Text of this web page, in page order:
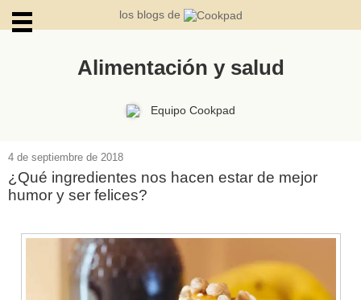
los blogs de
Alimentación y salud
Equipo Cookpad
4 de septiembre de 2018
¿Qué ingredientes nos hacen estar de mejor
humor y ser felices?